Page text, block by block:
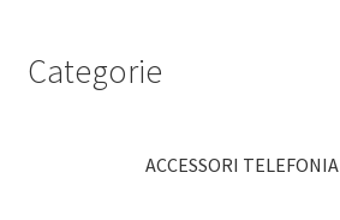
Categorie
ACCESSORI TELEFONIA